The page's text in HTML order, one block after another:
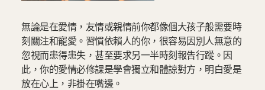
無論是在愛情，友情或親情前你都像個大孩子般需要時
刻關注和寵愛。習慣依賴人的你，很容易因別人無意的
忽視而患得患失，甚至要求另一半時刻報告行蹤。因
此，你的愛情必修課是學會獨立和體諒對方，明白愛是
放在心上，非掛在嘴邊。